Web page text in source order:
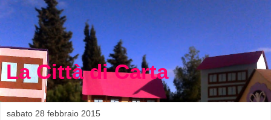
La Città di Carta
sabato 28 febbraio 2015